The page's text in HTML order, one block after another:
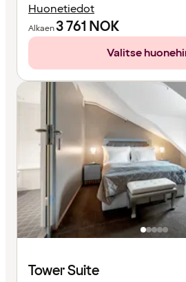
Huonetiedot
Alkaen3 761 NOK
Valitse
Tower Suite